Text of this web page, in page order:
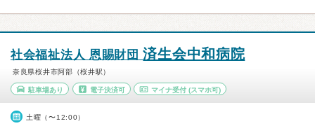
社会福祉法人 恩賜財団済生会中和病院
奈良県桜井市阿部（桜井駅）
駐車場あり 電子決済可 マイナ受付 (スマホ可)
土曜（〜12:00）